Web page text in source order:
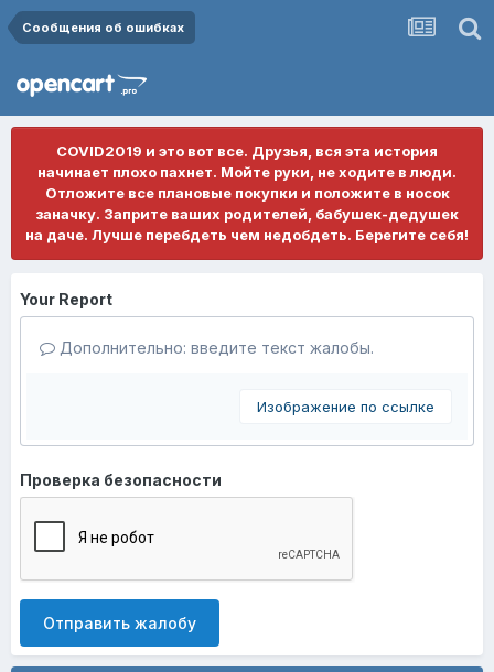
Сообщения об ошибках
COVID2019 и это вот все. Друзья, вся эта история
начинает плохо пахнет. Мойте руки, не ходите в люди.
Отложите все плановые покупки и положите в носок
заначку. Заприте ваших родителей, бабушек-дедушек
на даче. Лучше перебдеть чем недобдеть. Берегите себя!
Your Report
Дополнительно: введите текст жалобы.
Изображение по ссылке
Проверка безопасности
Отправить жалобу